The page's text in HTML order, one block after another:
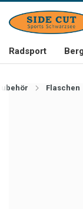
Radsport
Flaschen